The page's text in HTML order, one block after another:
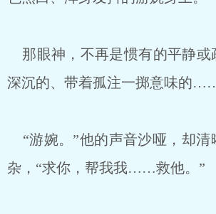
那眼神，不再是惯有的平静或
深沉的、带着孤注一掷意味的……
“游婉。”他的声音沙哑，却清
杂，“求你，帮我我……救他。”